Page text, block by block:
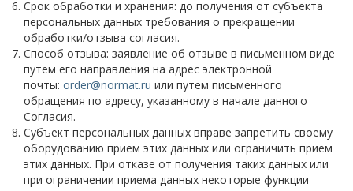
Нагреватели гибкие взрывозащищенные
Нагреватели гибкие высокотемпературные
Гибкие ленточные нагреватели (ЭНГЛ)
Плоские гибкие нагреватели
Инфракрасные нагреватели/излучатели
Нагреватели инфракрасные изогнутые NS
Срок обработки и хранения: до получения от субъекта
персональных данных требования о прекращении
обработки/отзыва согласия.
Способ отзыва: заявление об отзыве в письменном виде
путём его направления на адрес электронной
почты: order@normat.ru или путем письменного
обращения по адресу, указанному в начале данного
Согласия.
Субъект персональных данных вправе запретить своему
оборудованию прием этих данных или ограничить прием
этих данных. При отказе от получения таких данных или
при ограничении приема данных некоторые функции